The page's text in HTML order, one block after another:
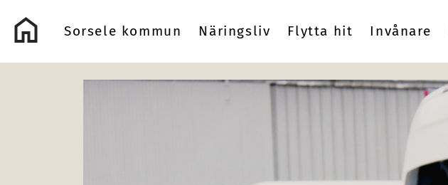
Logo Sorsele Webbportal
Sorsele kommun Näringsliv Flytta hit Invånare